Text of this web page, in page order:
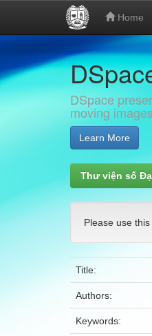
navigation
Home
DSpace
moving
Learn More
Thư viện số
Please use
Title:
Authors:
Keywords: